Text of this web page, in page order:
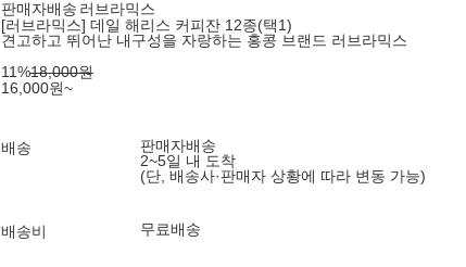
판매자배송 러브라믹스
[러브라믹스] 데일 해리스 커피잔 12종(택1)
견고하고 뛰어난 내구성을 자랑하는 홍콩 브랜드 러브라믹스
11%18,000원
16,000원~
배송
판매자배송
2~5일 내 도착
(단, 배송사·판매자 상황에 따라 변동 가능)
배송비 무료배송